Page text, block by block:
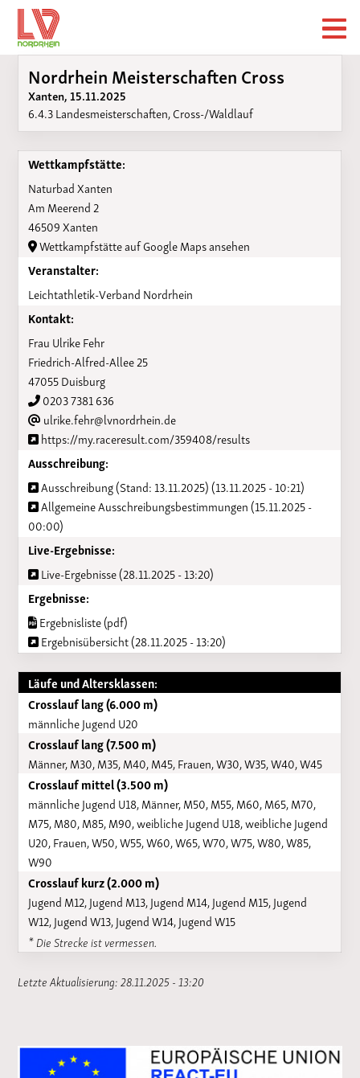
Nordrhein Meisterschaften Cross
Xanten, 15.11.2025
6.4.3 Landesmeisterschaften, Cross-/Waldlauf
Wettkampfstätte:
Naturbad Xanten
Am Meerend 2
46509 Xanten
Wettkampfstätte auf Google Maps ansehen
Veranstalter:
Leichtathletik-Verband Nordrhein
Kontakt:
Frau Ulrike Fehr
Friedrich-Alfred-Allee 25
47055 Duisburg
0203 7381 636
ulrike.fehr@lvnordrhein.de
https://my.raceresult.com/359408/results
Ausschreibung:
Ausschreibung (Stand: 13.11.2025) (13.11.2025 - 10:21)
Allgemeine Ausschreibungsbestimmungen (15.11.2025 -
00:00)
Live-Ergebnisse:
Live-Ergebnisse (28.11.2025 - 13:20)
Ergebnisse:
Ergebnisliste (pdf)
Ergebnisübersicht (28.11.2025 - 13:20)
Läufe und Altersklassen:
Crosslauf lang (6.000 m)
männliche Jugend U20
Crosslauf lang (7.500 m)
Männer, M30, M35, M40, M45, Frauen, W30, W35, W40, W45
Crosslauf mittel (3.500 m)
männliche Jugend U18, Männer, M50, M55, M60, M65, M70,
M75, M80, M85, M90, weibliche Jugend U18, weibliche Jugend
U20, Frauen, W50, W55, W60, W65, W70, W75, W80, W85,
W90
Crosslauf kurz (2.000 m)
Jugend M12, Jugend M13, Jugend M14, Jugend M15, Jugend
W12, Jugend W13, Jugend W14, Jugend W15
* Die Strecke ist vermessen.
Letzte Aktualisierung: 28.11.2025 - 13:20